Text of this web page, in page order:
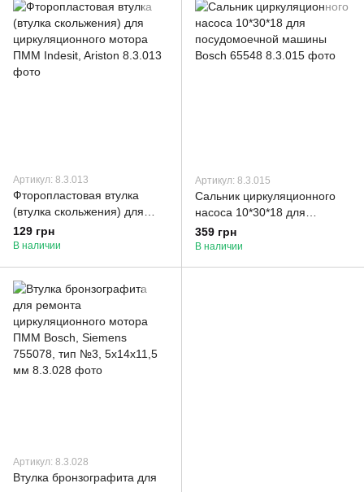
Артикул: 8.3.013
Фторопластовая втулка
(втулка скольжения) для
циркуляционного мотора
ПММ Indesit, Ariston
129 грн
В наличии
Артикул: 8.3.015
Сальник циркуляционного
насоса 10*30*18 для
посудомоечной машины
Bosch 65548
359 грн
В наличии
Артикул: 8.3.028
Втулка бронзографита для